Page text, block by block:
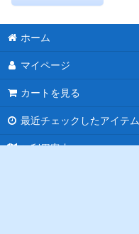
ホーム
マイページ
カートを見る
最近チェックしたアイテム
ご利用案内